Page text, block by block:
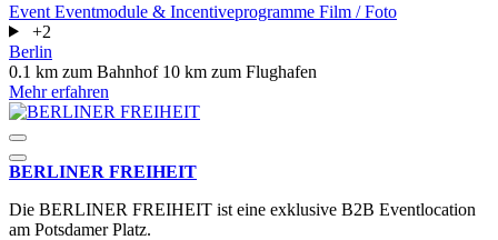
Event Eventmodule & Incentiveprogramme Film / Foto
+2
Berlin
0.1 km zum Bahnhof 10 km zum Flughafen
Mehr erfahren
BERLINER FREIHEIT
Die BERLINER FREIHEIT ist eine exklusive B2B Eventlocation
am Potsdamer Platz.